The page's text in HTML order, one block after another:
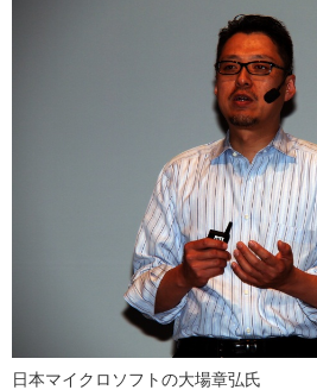
日本マイクロソフトの大場章弘氏